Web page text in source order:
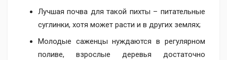
Лучшая почва для такой пихты – питательные
суглинки, хотя может расти и в других землях;
Молодые саженцы нуждаются в регулярном
поливе, взрослые деревья достаточно